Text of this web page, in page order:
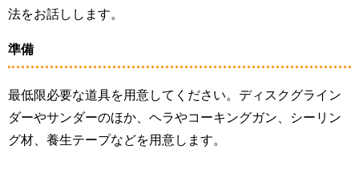
法をお話しします。
準備
最低限必要な道具を用意してください。ディスクグライン
ダーやサンダーのほか、ヘラやコーキングガン、シーリン
グ材、養生テープなどを用意します。